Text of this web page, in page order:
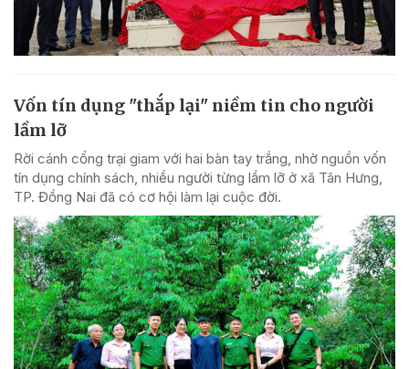
Vốn tín dụng "thắp lại" niềm tin cho người
lầm lỡ
Rời cánh cổng trại giam với hai bàn tay trắng, nhờ nguồn vốn
tín dụng chính sách, nhiều người từng lầm lỡ ở xã Tân Hưng,
TP. Đồng Nai đã có cơ hội làm lại cuộc đời.